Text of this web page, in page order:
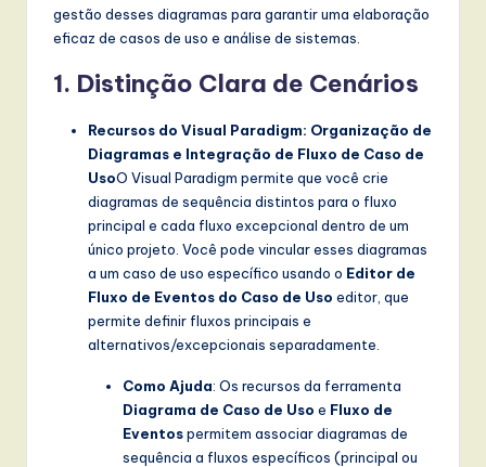
d
gestão desses diagramas para garantir uma elaboração
eficaz de casos de uso e análise de sistemas.
1. Distinção Clara de Cenários
Recursos do Visual Paradigm: Organização de
Diagramas e Integração de Fluxo de Caso de
UsoO Visual Paradigm permite que você crie
diagramas de sequência distintos para o fluxo
principal e cada fluxo excepcional dentro de um
único projeto. Você pode vincular esses diagramas
a um caso de uso específico usando o Editor de
Fluxo de Eventos do Caso de Uso editor, que
permite definir fluxos principais e
alternativos/excepcionais separadamente.
Como Ajuda: Os recursos da ferramenta
Diagrama de Caso de Uso e Fluxo de
Eventospermitem associar diagramas de
sequência a fluxos específicos (principal ou